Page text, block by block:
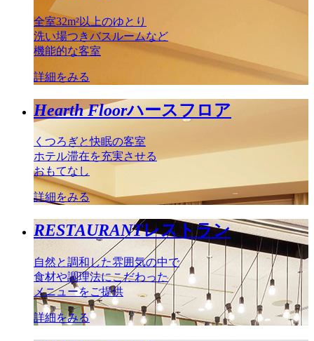
全室32m²以上のゆとり
洗い場つきバスルームなど
機能的な客室
詳細をみる
Hearth Floorハースフロア
くつろぎと快眠の客室
ホテル滞在を充実させる
おもてなし
詳細をみる
RESTAURANTレストラン
自然と調和した雰囲気の中で
食材や調理法にこだわった
メニューをご提供
詳細をみる